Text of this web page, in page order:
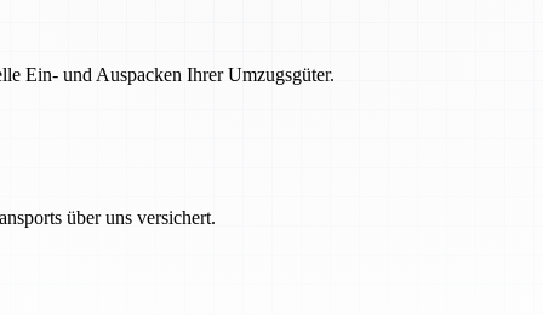
Ein- und Auspacken Ihrer Umzugsgüter.
über uns versichert.